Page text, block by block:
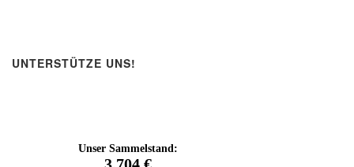
UNTERSTÜTZE UNS!